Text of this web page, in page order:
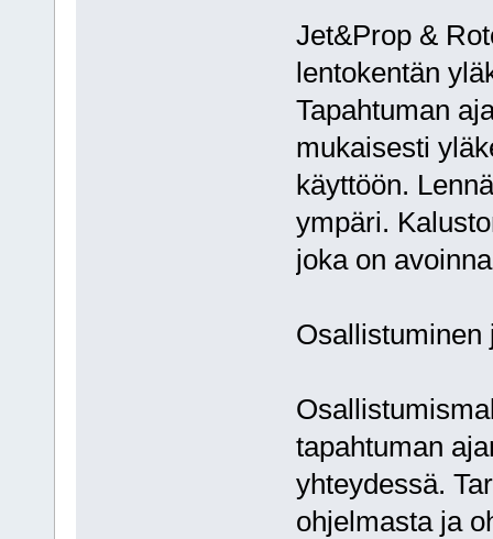
Jet&Prop &
lentokentän
Tapahtuman
mukaisesti
käyttöön.
ympäri.
joka on
Osallistuminen
tapahtuman
yhteydessä.
ohjelmasta ja